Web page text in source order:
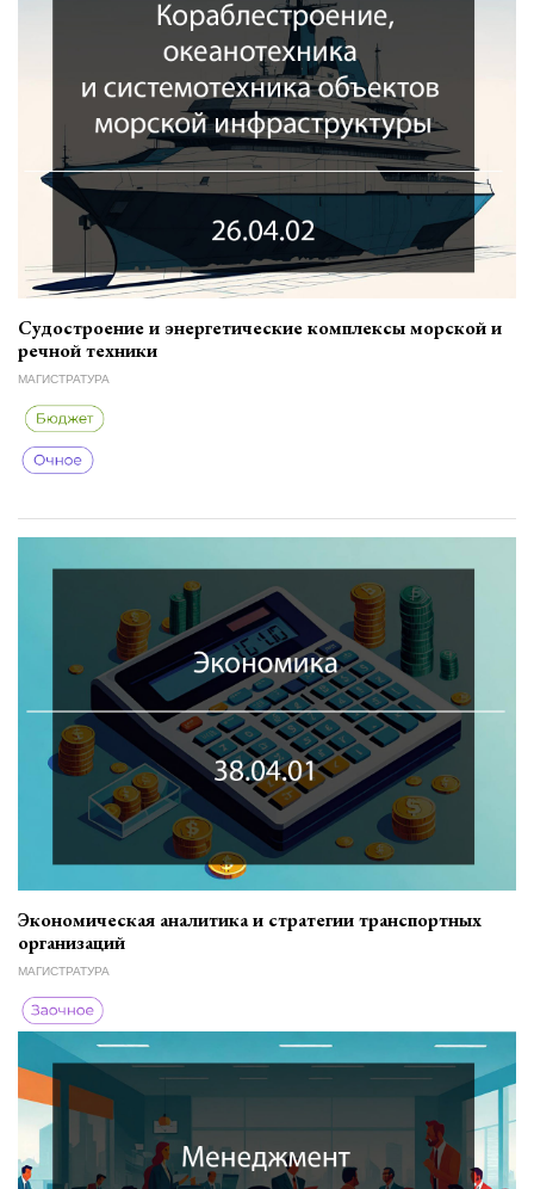
Судостроение и энергетические комплексы морской и
речной техники
МАГИСТРАТУРА
Экономическая аналитика и стратегии транспортных
организаций
МАГИСТРАТУРА